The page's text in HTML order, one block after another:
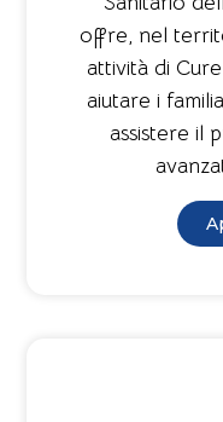
offre, nel
attività di
aiutare i
assistere il